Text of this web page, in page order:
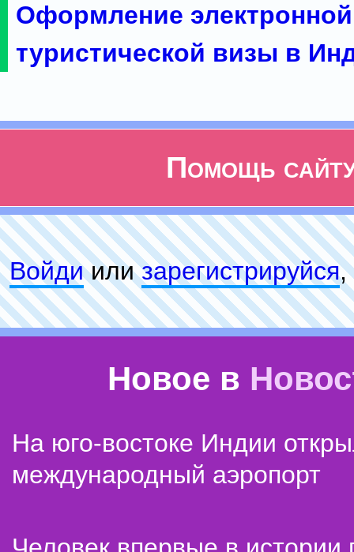
Оформление электронной
туристической визы в
Помощь
Войдиилизарeгиcтpируйся,
Новое в
На юго-востоке Индии
международный аэропорт